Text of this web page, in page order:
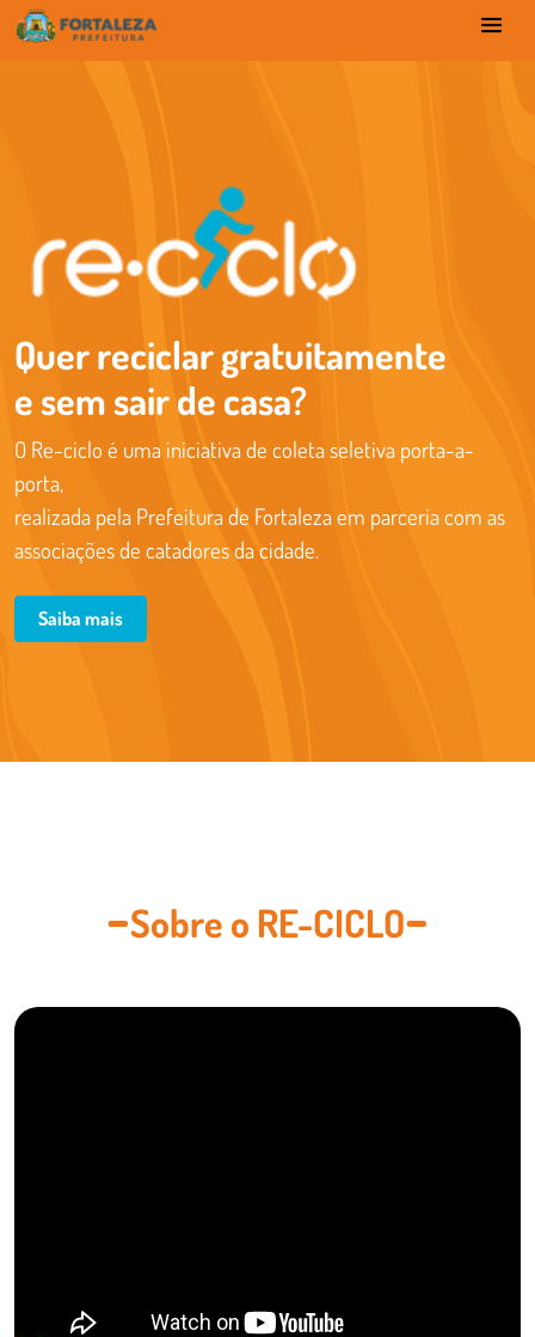
Quer reciclar gratuitamente
e sem sair de casa?
O Re-ciclo é uma iniciativa de coleta seletiva porta-a-
porta,
realizada pela Prefeitura de Fortaleza em parceria com as
associações de catadores da cidade.
Saiba mais
Sobre o RE-CICLO